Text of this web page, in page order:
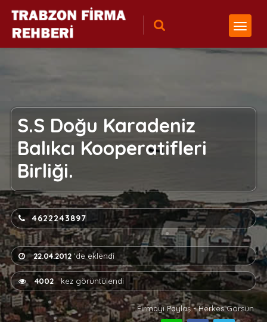
S.S Doğu Karadeniz
Balıkcı Kooperatifleri
Birliği.
4622243897
22.04.2012'de eklendi
4002kez görüntülendi
Firmayı Paylaş - Herkes Görsün